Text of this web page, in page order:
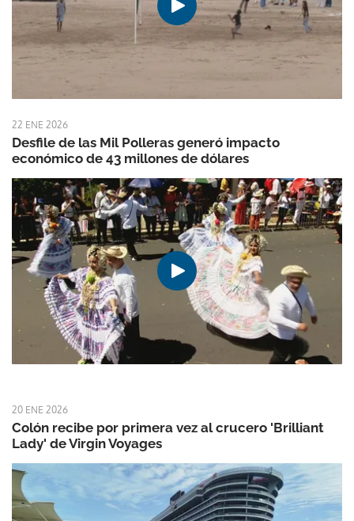
22 ENE 2026
Desfile de las Mil Polleras generó impacto
económico de 43 millones de dólares
20 ENE 2026
Colón recibe por primera vez al crucero 'Brilliant
Lady' de Virgin Voyages